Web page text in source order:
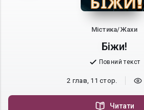
Містика/Жахи
Біжи!
Повний текст
2 глав, 11 стор.
Читати